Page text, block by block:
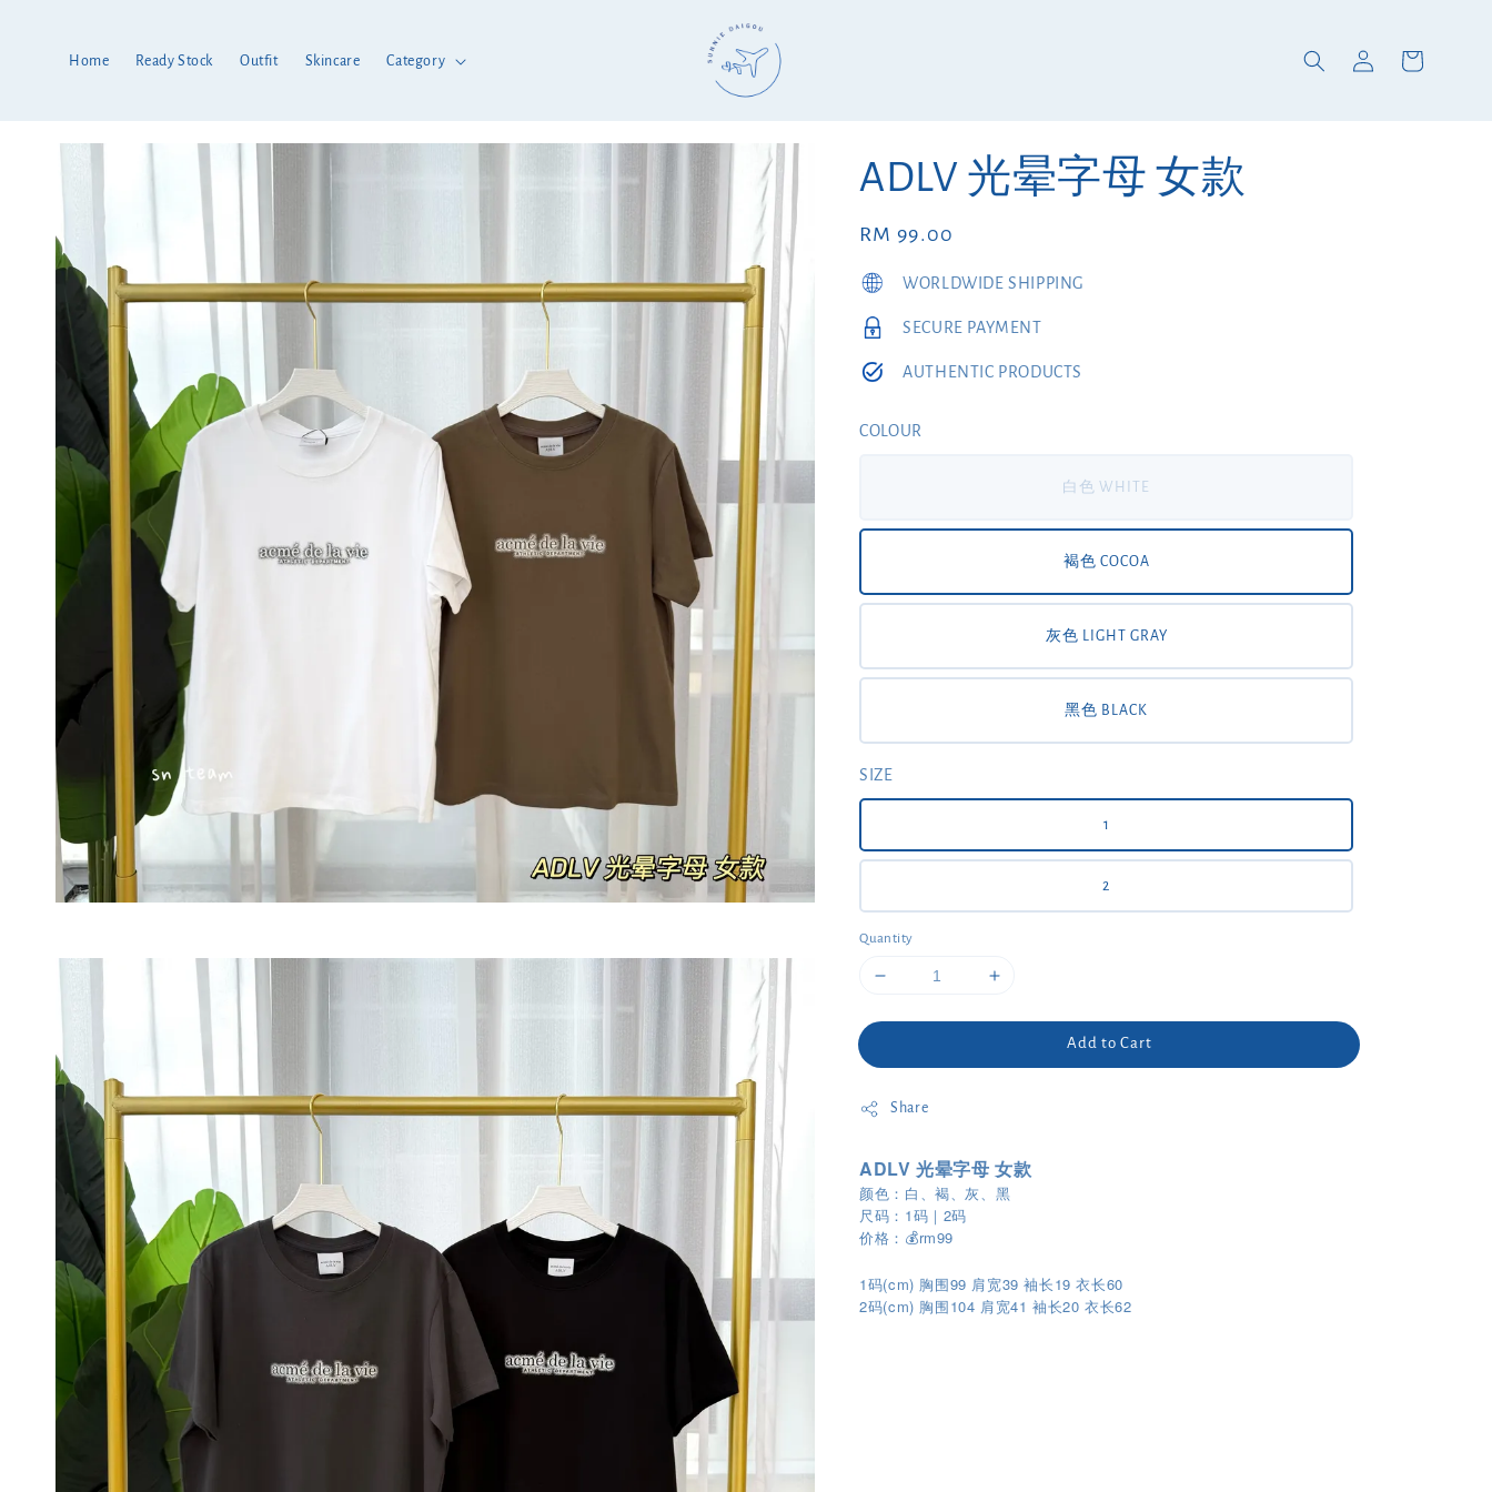
Home Ready Stock Outfit Skincare Category
ADLV 光晕字母 女款
Regular
price
RM 99.00
WORLDWIDE SHIPPING
SECURE PAYMENT
AUTHENTIC PRODUCTS
COLOUR
白色 WHITE
褐色 COCOA
灰色 LIGHT GRAY
黑色 BLACK
SIZE
1
2
Quantity
Add to Cart
Share
ADLV 光晕字母 女款
颜色：白、褐、灰、黑
尺码：1码｜2码
价格：💰rm99
1码(cm) 胸围99 肩宽39 袖长19 衣长60
2码(cm) 胸围 104 肩宽41袖长20衣长62